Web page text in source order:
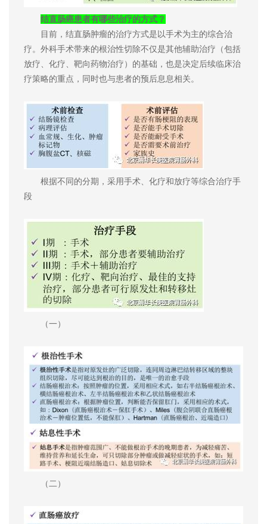
结直肠癌患者有哪些治疗的方式？
目前，结直肠肿瘤的治疗方式是以手术为主的综合治
疗。外科手术带来的根治性切除不仅是其他辅助治疗（包括
放疗、化疗、靶向药物治疗）的基础，也是决定后续临床治
疗策略的重点，同时也与患者的预后息息相关。
根据不同的分期，采用手术、化疗和放疗等综合治疗手
段
（一）
（二）